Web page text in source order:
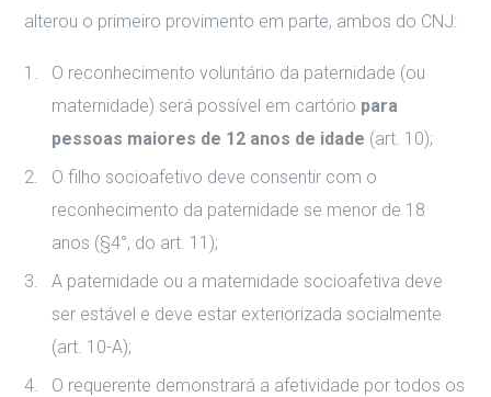
alterou o primeiro provimento em parte, ambos do CNJ:
O reconhecimento voluntário da paternidade (ou
maternidade) será possível em cartório para
pessoas maiores de 12 anos de idade (art. 10);
O filho socioafetivo deve consentir com o
reconhecimento da paternidade se menor de 18
anos (§4°, do art. 11);
A paternidade ou a maternidade socioafetiva deve
ser estável e deve estar exteriorizada socialmente
(art. 10-A);
O requerente demonstrará a afetividade por todos os